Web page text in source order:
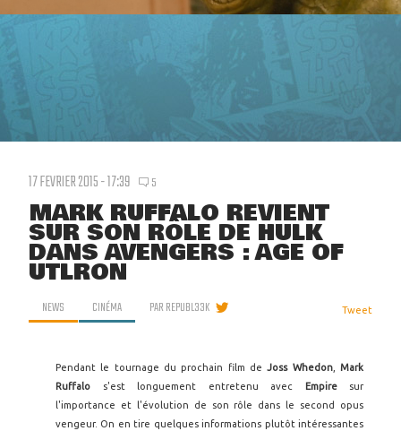
17 FEVRIER 2015 - 17:39 5
MARK RUFFALO REVIENT
SUR SON RÔLE DE HULK
DANS AVENGERS : AGE OF
UTLRON
NEWS CINÉMA PARREPUBL33K Tweet
Pendant le tournage du prochain film de Joss Whedon,Mark
Ruffalo s'est longuement entretenu avec Empiresur
l'importance et l'évolution de son rôle dans le second opus
vengeur. On en tire quelques informations plutôt intéressantes